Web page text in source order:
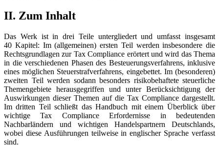
II. Zum Inhalt
Das Werk ist in drei Teile untergliedert und umfasst insgesamt
40 Kapitel: Im (allgemeinen) ersten Teil werden insbesondere die
Rechtsgrundlagen zur Tax Compliance erörtert und wird das Thema
in die verschiedenen Phasen des Besteuerungsverfahrens, inklusive
eines möglichen Steuerstrafverfahrens, eingebettet. Im (besonderen)
zweiten Teil werden sodann besonders risikobehaftete steuerliche
Themengebiete herausgegriffen und unter Berücksichtigung der
Auswirkungen dieser Themen auf die Tax Compliance dargestellt.
Im dritten Teil schließt das Handbuch mit einem Überblick über
wichtige Tax Compliance Erfordernisse in bedeutenden
Nachbarländern und wichtigen Handelspartnern Deutschlands,
wobei diese Ausführungen teilweise in englischer Sprache verfasst
sind.